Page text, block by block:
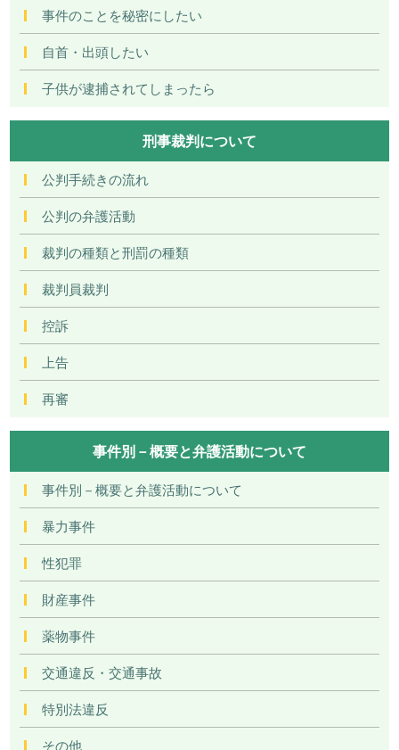
事件のことを秘密にしたい
自首・出頭したい
子供が逮捕されてしまったら
刑事裁判について
公判手続きの流れ
公判の弁護活動
裁判の種類と刑罰の種類
裁判員裁判
控訴
上告
再審
事件別－概要と弁護活動について
事件別－概要と弁護活動について
暴力事件
性犯罪
財産事件
薬物事件
交通違反・交通事故
特別法違反
その他